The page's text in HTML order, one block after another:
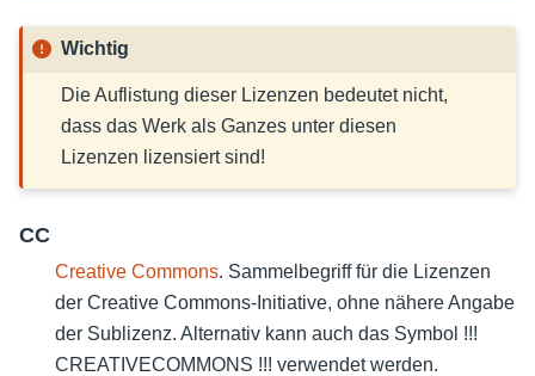
Wichtig
Die Auflistung dieser Lizenzen bedeutet nicht,
dass das Werk als Ganzes unter diesen
Lizenzen lizensiert sind!
CC
Creative Commons. Sammelbegriff für die Lizenzen
der Creative Commons-Initiative, ohne nähere Angabe
der Sublizenz. Alternativ kann auch das Symbol !!!
CREATIVECOMMONS !!! verwendet werden.